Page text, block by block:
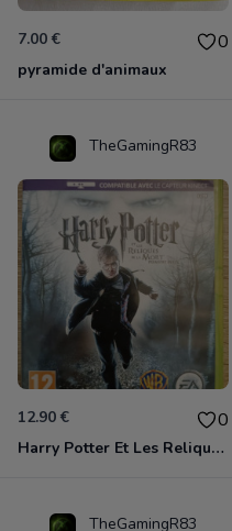
7.00 € 0
pyramide d'animaux
TheGamingR83
12.90 € 0
Harry Potter Et Les Reliques De La Mort - 1ère Partie Xbox 360
TheGamingR83